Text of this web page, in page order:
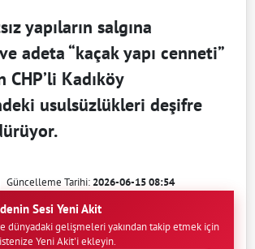
yapıların salgına
adeta “kaçak yapı cenneti”
Kadıköy
usulsüzlükleri deşifre
Güncelleme Tarihi:2026-06-15 08:54
Sesi Yeni Akit
dünyadaki gelişmeleri yakından takip etmek için
Yeni Akit'i ekleyin.